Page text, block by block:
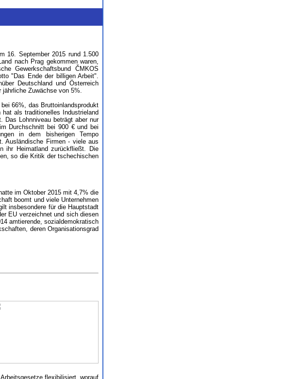
16. September 2015 rund 1.500
nach Prag gekommen waren,
Gewerkschaftsbund ČMKOS
"Das Ende der billigen Arbeit".
Deutschland und Österreich
Zuwächse von 5%.
66%, das Bruttoinlandsprodukt
als traditionelles Industrieland
Das Lohnniveau beträgt aber nur
Durchschnitt bei 900 € und bei
in dem bisherigen Tempo
Ausländische Firmen - viele aus
ihr Heimatland zurückfließt. Die
so die Kritik der tschechischen
im Oktober 2015 mit 4,7% die
boomt und viele Unternehmen
insbesondere für die Hauptstadt
EU verzeichnet und sich diesen
amtierende, sozialdemokratisch
deren Organisationsgrad
flexibilisiert, worauf